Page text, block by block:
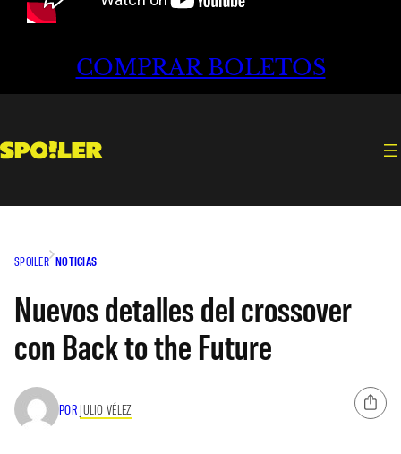
COMPRAR BOLETOS
SPOILER NOTICIAS
Nuevos detalles del crossover
con Back to the Future
POR JULIO VÉLEZ